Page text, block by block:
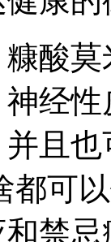
酸
经
且
都可
禁